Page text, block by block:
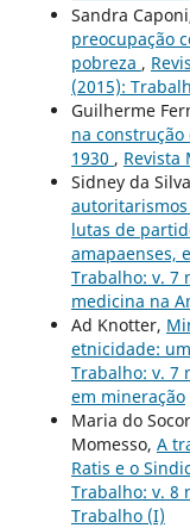
Sandra
preocupação
pobreza ,
(2015):
Guilherme
na
1930 , Revista
Sidney da
lutas de
amapaenses,
Trabalho: v. 7
medicina na
Ad Knotter,
etnicidade:
Trabalho: v. 7
em mineração
Maria do
Momesso, A
Ratis e o
Trabalho: v. 8
Trabalho (I)